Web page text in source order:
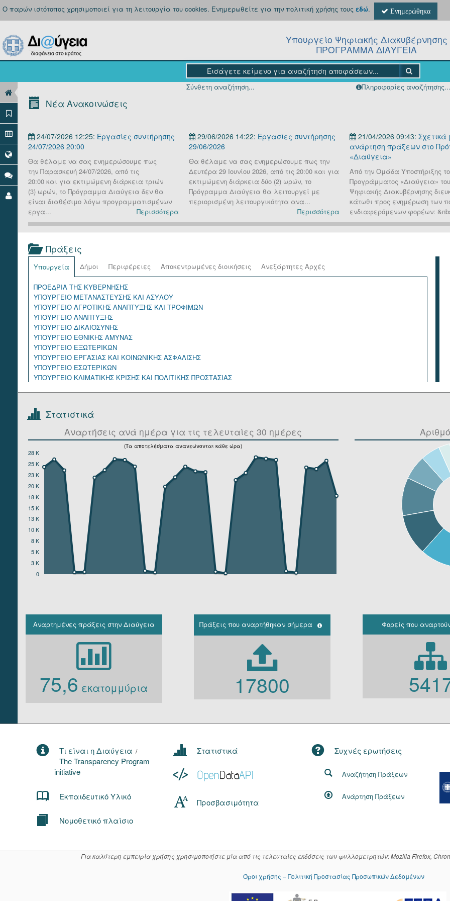
Ο παρών ιστότοπος χρησιμοποιεί για τη λειτουργία του cookies. Ενημερωθείτε για την πολιτική χρήσης τους εδώ. Ενημερώθηκα
Υπουργείο Ψηφιακής Διακυβέρνησης
ΠΡΟΓΡΑΜΜΑ ΔΙΑΥΓΕΙΑ
Σύνθετη αναζήτηση... Πληροφορίες αναζήτησης...
Νέα Ανακοινώσεις
24/07/2026 12:25: Εργασίες συντήρησης
24/07/2026 20:00
Θα θέλαμε να σας ενημερώσουμε πως
την Παρασκευή 24/07/2026, από τις
20:00 και για εκτιμώμενη διάρκεια τριών
(3) ωρών, το Πρόγραμμα Διαύγεια δεν θα
είναι διαθέσιμο λόγω προγραμματισμένων
εργα...
Περισσότερα
29/06/2026 14:22: Εργασίες συντήρησης
29/06/2026
Θα θέλαμε να σας ενημερώσουμε πως την
Δευτέρα 29 Ιουνίου 2026, από τις 20:00 και για
εκτιμώμενη διάρκεια δύο (2) ωρών, το
Πρόγραμμα Διαύγεια θα λειτουργεί με
περιορισμένη λειτουργικότητα ανα...
Περισσότερα
21/04/2026 09:43: Σχετικά
ανάρτηση πράξεων στο
«Διαύγεια»
Από την Ομάδα Υποστήριξης
Προγράμματος «Διαύγεια»
Ψηφιακής Διακυβέρνησης
κάτωθι προς ενημέρωση των
ενδιαφερόμενων φορέων:
Πράξεις
Υπουργεία Δήμοι Περιφέρειες Αποκεντρωμένες διοικήσεις Ανεξάρτητες Αρχές
ΠΡΟΕΔΡΙΑ ΤΗΣ ΚΥΒΕΡΝΗΣΗΣ
ΥΠΟΥΡΓΕΙΟ ΜΕΤΑΝΑΣΤΕΥΣΗΣ ΚΑΙ ΑΣΥΛΟΥ
ΥΠΟΥΡΓΕΙΟ ΑΓΡΟΤΙΚΗΣ ΑΝΑΠΤΥΞΗΣ ΚΑΙ ΤΡΟΦΙΜΩΝ
ΥΠΟΥΡΓΕΙΟ ΑΝΑΠΤΥΞΗΣ
ΥΠΟΥΡΓΕΙΟ ΔΙΚΑΙΟΣΥΝΗΣ
ΥΠΟΥΡΓΕΙΟ ΕΘΝΙΚΗΣ ΑΜΥΝΑΣ
ΥΠΟΥΡΓΕΙΟ ΕΞΩΤΕΡΙΚΩΝ
ΥΠΟΥΡΓΕΙΟ ΕΡΓΑΣΙΑΣ ΚΑΙ ΚΟΙΝΩΝΙΚΗΣ ΑΣΦΑΛΙΣΗΣ
ΥΠΟΥΡΓΕΙΟ ΕΣΩΤΕΡΙΚΩΝ
ΥΠΟΥΡΓΕΙΟ ΚΛΙΜΑΤΙΚΗΣ ΚΡΙΣΗΣ ΚΑΙ ΠΟΛΙΤΙΚΗΣ ΠΡΟΣΤΑΣΙΑΣ
ΥΠΟΥΡΓΕΙΟ ΟΙΚΟΝΟΜΙΚΩΝ
ΥΠΟΥΡΓΕΙΟ ΠΑΙΔΕΙΑΣ, ΘΡΗΣΚΕΥΜΑΤΩΝ ΚΑΙ ΑΘΛΗΤΙΣΜΟΥ
ΥΠΟΥΡΓΕΙΟ ΠΕΡΙΒΑΛΛΟΝΤΟΣ ΚΑΙ ΕΝΕΡΓΕΙΑΣ
ΥΠΟΥΡΓΕΙΟ ΠΟΛΙΤΙΣΜΟΥ
ΥΠΟΥΡΓΕΙΟ ΠΡΟΣΤΑΣΙΑΣ ΤΟΥ ΠΟΛΙΤΗ
ΥΠΟΥΡΓΕΙΟ ΤΟΥΡΙΣΜΟΥ
ΥΠΟΥΡΓΕΙΟ ΥΓΕΙΑΣ ΚΑΙ ΚΟΙΝΩΝΙΚΩΝ ΑΣΦΑΛΙΣΕΩΝ
ΥΠΟΥΡΓΕΙΟ ΥΠΟΔΟΜΩΝ ΚΑΙ ΜΕΤΑΦΟΡΩΝ
ΥΠΟΥΡΓΕΙΟ ΨΗΦΙΑΚΗΣ ΔΙΑΚΥΒΕΡΝΗΣΗΣ
Στατιστικά
Αναρτήσεις ανά ημέρα για τις τελευταίες 30 ημέρες
(Τα αποτελέσματα ανανεώνονται κάθε ώρα)
0
3 K
5 K
8 K
10 K
13 K
15 K
18 K
20 K
23 K
25 K
28 K
Αναρτημένες πράξεις στην Διαύγεια
75,6 εκατομμύρια
Πράξεις που αναρτήθηκαν σήμερα
17800
Φορείς που
Τι είναι η Διαύγεια /
The Transparency Program
initiative
Εκπαιδευτικό Υλικό
Νομοθετικό πλαίσιο
Στατιστικά
Προσβασιμότητα
Συχνές ερωτήσεις
Αναζήτηση Πράξεων
Ανάρτηση Πράξεων
Για καλύτερη εμπειρία χρήσης χρησιμοποιήστε μία από τις τελευταίες εκδόσεις των φυλλομετρητών: Mozilla Firefox,
Όροι χρήσης – Πολιτική Προστασίας Προσωπικών Δεδομένων